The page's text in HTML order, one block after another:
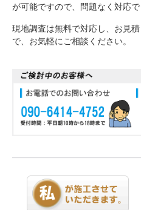
が可能ですので、問題なく対応で
現地調査は無料で対応し、お見
で、お気軽にご相談ください。